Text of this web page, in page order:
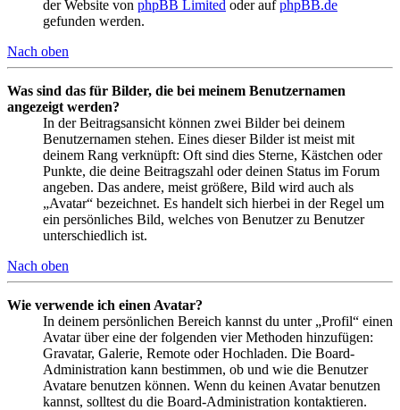
der Website von phpBB Limited oder aufphpBB.de
gefunden werden.
Nach oben
Was sind das für Bilder, die bei meinem Benutzernamen
angezeigt werden?
In der Beitragsansicht können zwei Bilder bei deinem
Benutzernamen stehen. Eines dieser Bilder ist meist mit
deinem Rang verknüpft: Oft sind dies Sterne, Kästchen oder
Punkte, die deine Beitragszahl oder deinen Status im Forum
angeben. Das andere, meist größere, Bild wird auch als
„Avatar“ bezeichnet. Es handelt sich hierbei in der Regel um
ein persönliches Bild, welches von Benutzer zu Benutzer
unterschiedlich ist.
Nach oben
Wie verwende ich einen Avatar?
In deinem persönlichen Bereich kannst du unter „Profil“ einen
Avatar über eine der folgenden vier Methoden hinzufügen:
Gravatar, Galerie, Remote oder Hochladen. Die Board-
Administration kann bestimmen, ob und wie die Benutzer
Avatare benutzen können. Wenn du keinen Avatar benutzen
kannst, solltest du die Board-Administration kontaktieren.